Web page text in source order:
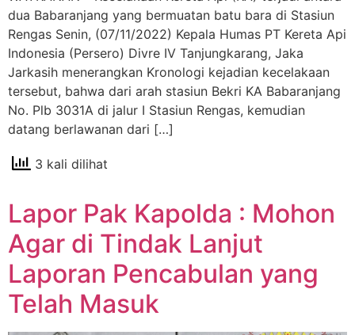
dua Babaranjang yang bermuatan batu bara di Stasiun
Rengas Senin, (07/11/2022) Kepala Humas PT Kereta Api
Indonesia (Persero) Divre IV Tanjungkarang, Jaka
Jarkasih menerangkan Kronologi kejadian kecelakaan
tersebut, bahwa dari arah stasiun Bekri KA Babaranjang
No. Plb 3031A di jalur I Stasiun Rengas, kemudian
datang berlawanan dari […]
3 kali dilihat
Lapor Pak Kapolda : Mohon
Agar di Tindak Lanjut
Laporan Pencabulan yang
Telah Masuk